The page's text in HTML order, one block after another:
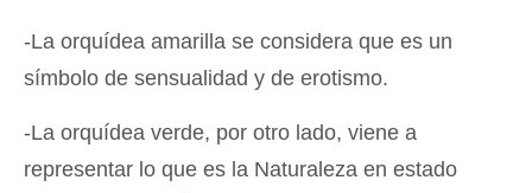
-La orquídea amarilla se considera que es un
símbolo de sensualidad y de erotismo.
-La orquídea verde, por otro lado, viene a
representar lo que es la Naturaleza en estado